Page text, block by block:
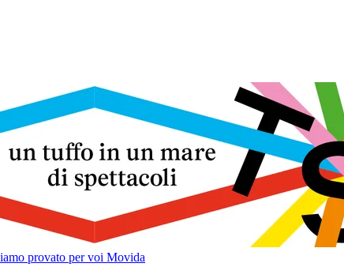
provato per voi Movida